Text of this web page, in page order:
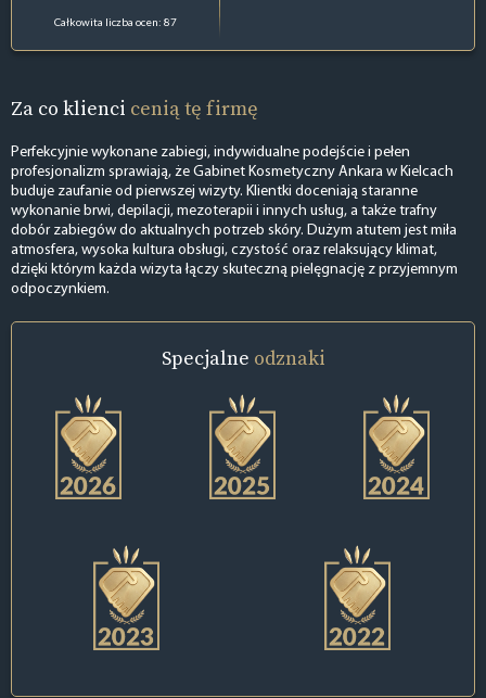
Całkowita liczba ocen: 87
Za co klienci cenią tę firmę
Perfekcyjnie wykonane zabiegi, indywidualne podejście i pełen
profesjonalizm sprawiają, że Gabinet Kosmetyczny Ankara w Kielcach
buduje zaufanie od pierwszej wizyty. Klientki doceniają staranne
wykonanie brwi, depilacji, mezoterapii i innych usług, a także trafny
dobór zabiegów do aktualnych potrzeb skóry. Dużym atutem jest miła
atmosfera, wysoka kultura obsługi, czystość oraz relaksujący klimat,
dzięki którym każda wizyta łączy skuteczną pielęgnację z przyjemnym
odpoczynkiem.
Specjalne odznaki